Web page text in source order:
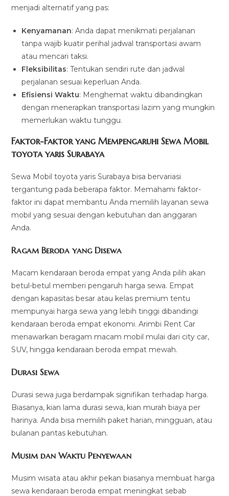
menjadi alternatif yang pas:
Kenyamanan: Anda dapat menikmati perjalanan
tanpa wajib kuatir perihal jadwal transportasi awam
atau mencari taksi.
Fleksibilitas: Tentukan sendiri rute dan jadwal
perjalanan sesuai keperluan Anda.
Efisiensi Waktu: Menghemat waktu dibandingkan
dengan menerapkan transportasi lazim yang mungkin
memerlukan waktu tunggu.
Faktor-Faktor yang Mempengaruhi Sewa Mobil
toyota yaris Surabaya
Sewa Mobil toyota yaris Surabaya bisa bervariasi
tergantung pada beberapa faktor. Memahami faktor-
faktor ini dapat membantu Anda memilih layanan sewa
mobil yang sesuai dengan kebutuhan dan anggaran
Anda.
Ragam Beroda yang Disewa
Macam kendaraan beroda empat yang Anda pilih akan
betul-betul memberi pengaruh harga sewa. Empat
dengan kapasitas besar atau kelas premium tentu
mempunyai harga sewa yang lebih tinggi dibandingi
kendaraan beroda empat ekonomi. Arimbi Rent Car
menawarkan beragam macam mobil mulai dari city car,
SUV, hingga kendaraan beroda empat mewah.
Durasi Sewa
Durasi sewa juga berdampak signifikan terhadap harga.
Biasanya, kian lama durasi sewa, kian murah biaya per
harinya. Anda bisa memilih paket harian, mingguan, atau
bulanan pantas kebutuhan.
Musim dan Waktu Penyewaan
Musim wisata atau akhir pekan biasanya membuat harga
sewa kendaraan beroda empat meningkat sebab